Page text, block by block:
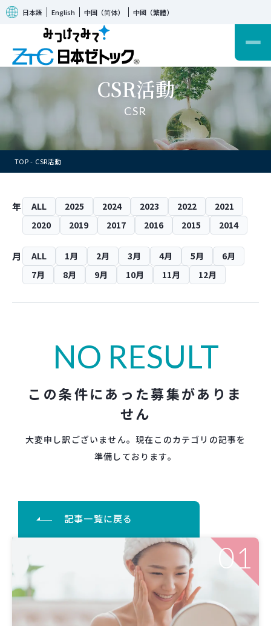
日本語 English 中国（简体） 中國（繁體）
CSR活動
CSR
TOP CSR活動
年 ALL 2025 2024 2023 2022
2021
2020
2019 2017 2016 2015 2014
月 ALL 1月 2月 3月 4月 5月
6月
7月
8月 9月 10月 11月 12月
NO RESULT
この条件にあった募集がありま
せん
大変申し訳ございません。現在このカテゴリの記事を
準備しております。
記事一覧に戻る
01